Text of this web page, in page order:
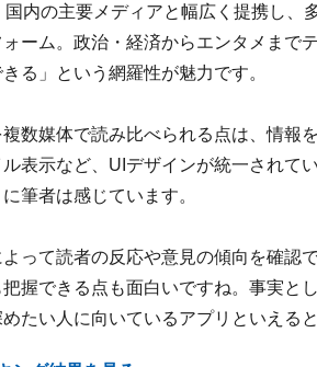
内の主要メディアと幅広く提携し、
ーム。政治・経済からエンタメまで
る」という網羅性が魅力です。
数媒体で読み比べられる点は、情報
表示など、UIデザインが統一されて
筆者は感じています。
って読者の反応や意見の傾向を確認
握できる点も面白いですね。事実と
たい人に向いているアプリといえると